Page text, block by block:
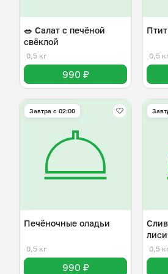
🥗 Салат с печёной
свёклой
0,5 кг
990 ₽
0,5
Завтра c 02:00
Печёночные оладьи
0,5 кг
990 ₽
0,5